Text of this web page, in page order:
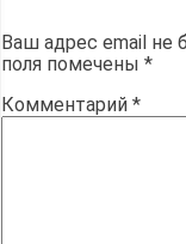
Ваш адрес email не
поля помечены *
Комментарий *